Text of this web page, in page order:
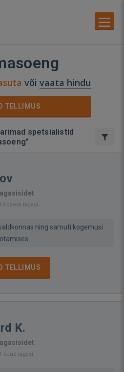
või vaata hindu
TELLIMUS
spetsialistid
päeva tagasi
ning samuti kogemusi
TELLIMUS
K.
kuud tagasi